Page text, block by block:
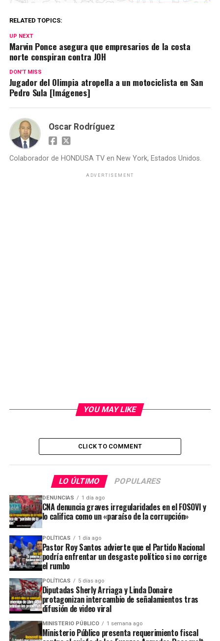
RELATED TOPICS:
UP NEXT
Marvin Ponce asegura que empresarios de la costa
norte conspiran contra JOH
DON'T MISS
Jugador del Olimpia atropella a un motociclista en San
Pedro Sula [Imágenes]
Oscar Rodríguez
Colaborador de HONDUSA TV en New York, Estados Unidos.
ADVERTISEMENT
YOU MAY LIKE
CLICK TO COMMENT
LO ÚLTIMO POPULARES
DENUNCIAS 1 día ago
CNA denuncia graves irregularidades en el FOSOVI y
lo califica como un «paraíso de la corrupción»
POLÍTICAS 1 día ago
Pastor Roy Santos advierte que el Partido Nacional
podría enfrentar un desgaste político si no corrige
el rumbo
POLÍTICAS 5 días ago
Diputadas Sherly Arriaga y Linda Donaire
protagonizan intercambio de señalamientos tras
difusión de video viral
MINISTERIO PÚBLICO 1 semana ago
Ministerio Público presenta requerimiento fiscal